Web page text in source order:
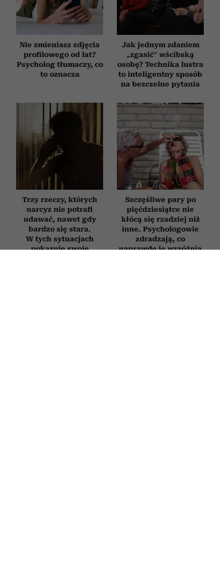
Nie zmieniasz zdjęcia
profilowego od lat?
Psycholog tłumaczy, co
to oznacza
Jak jednym zdaniem
„zgasić” wścibską
osobę? Technika lustra
to inteligentny sposób
na bezczelne pytania
Trzy rzeczy, których
narcyz nie potrafi
udawać, nawet gdy
bardzo się stara.
W tych sytuacjach
pokazuje swoje
Szczęśliwe pary po
pięćdziesiątce nie
kłócą się rzadziej niż
inne. Psychologowie
zdradzają, co
naprawdę je wyróżnia